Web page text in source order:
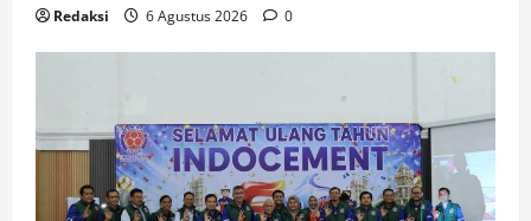
Redaksi 6 Agustus 2026 0